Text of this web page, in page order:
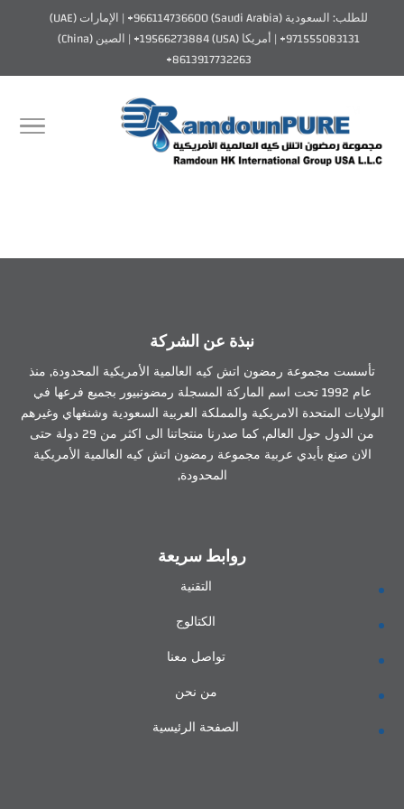
للطلب: السعودية (Saudi Arabia) 966114736600+ | الإمارات (UAE)
971555083131+ | أمريكا (USA) 19566273884+ | الصين (China)
8613917732263+
نبذة عن الشركة
تأسست مجموعة رمضون اتش كيه العالمية الأمريكية المحدودة, منذ
عام 1992 تحت اسم الماركة المسجلة رمضونبيور بجميع فرعها في
الولايات المتحدة الامريكية والمملكة العربية السعودية وشنغهاي وغيرهم
من الدول حول العالم, كما صدرنا منتجاتنا الى اكثر من 29 دولة حتى
الان صنع بأيدي عربية مجموعة رمضون اتش كيه العالمية الأمريكية
المحدودة,
روابط سريعة
التقنية
الكتالوج
تواصل معنا
من نحن
الصفحة الرئيسية